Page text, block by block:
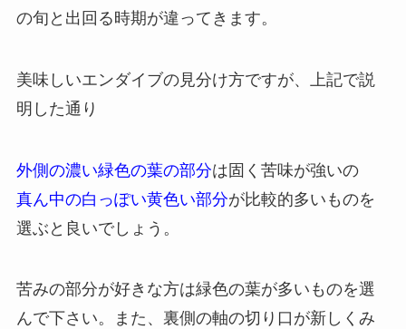
の旬と出回る時期が違ってきます。
美味しいエンダイブの見分け方ですが、上記で説
明した通り
外側の濃い緑色の葉の部分は固く苦味が強いの
真ん中の白っぽい黄色い部分が比較的多いものを
選ぶと良いでしょう。
苦みの部分が好きな方は緑色の葉が多いものを選
んで下さい。また、裏側の軸の切り口が新しくみ